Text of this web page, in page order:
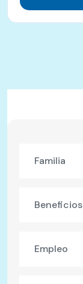
Familia
Beneficios
Empleo